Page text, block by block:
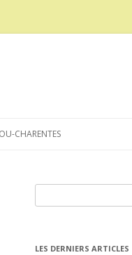
CHARENTES
LES DERNIERS ARTICLES